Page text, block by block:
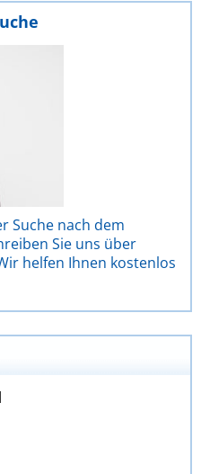
Suche nach dem
Sie uns über
helfen Ihnen kostenlos